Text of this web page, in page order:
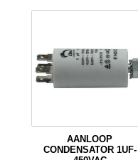
AANLOOP
CONDENSATOR 1UF-